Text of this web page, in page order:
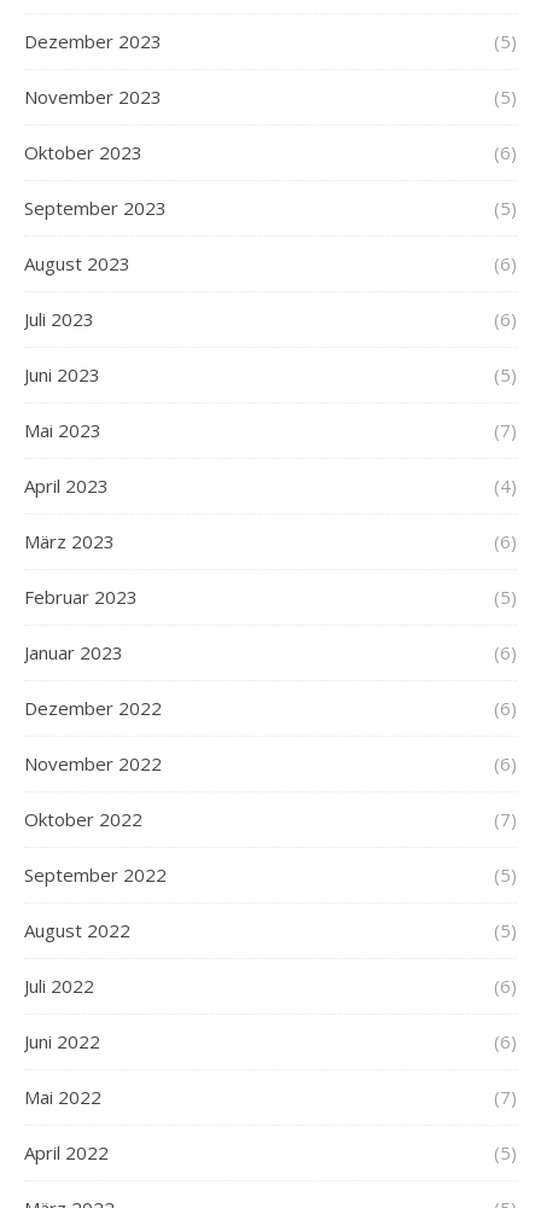
Dezember 2023 (5)
November 2023 (5)
Oktober 2023 (6)
September 2023 (5)
August 2023 (6)
Juli 2023 (6)
Juni 2023 (5)
Mai 2023 (7)
April 2023 (4)
März 2023 (6)
Februar 2023 (5)
Januar 2023 (6)
Dezember 2022 (6)
November 2022 (6)
Oktober 2022 (7)
September 2022 (5)
August 2022 (5)
Juli 2022 (6)
Juni 2022 (6)
Mai 2022 (7)
April 2022 (5)